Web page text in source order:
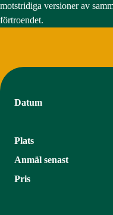
motstridiga versioner av
förtroendet.
Datum
Plats
Anmäl senast
Pris